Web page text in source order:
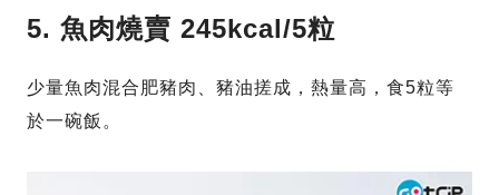
5. 魚肉燒賣 245kcal/5粒
少量魚肉混合肥豬肉、豬油搓成，熱量高，食5粒等
於一碗飯。